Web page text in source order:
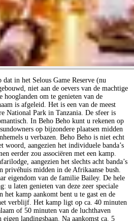
dat in het Selous Game Reserve (nu
niet aan de oevers van de machtige
om te genieten van de
is afgeleid. Het is een van de meest
National Park in Tanzania. De sfeer is
In Beho Beho kunt u rekenen op
op bijzondere plaatsen midden
u verbazen. Beho Beho is niet echt
woord, aangezien het individuele banda’s
eerder zou associëren met een kamp.
aangezien het slechts acht banda’s
privéhuis midden in de Afrikaanse bush.
eigendom van de familie Bailey. De hele
u laten genieten van deze zeer speciale
het kamp aankomt bent u te gast en de
verblijf. Het kamp ligt op ca. 40 minuten
of 50 minuten van de luchthaven
landingsbaan. Na aankomst ca. 5